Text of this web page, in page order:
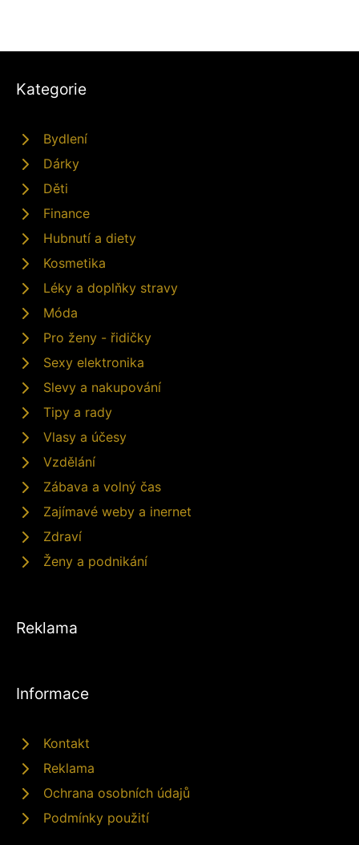
Kategorie
Bydlení
Dárky
Děti
Finance
Hubnutí a diety
Kosmetika
Léky a doplňky stravy
Móda
Pro ženy - řidičky
Sexy elektronika
Slevy a nakupování
Tipy a rady
Vlasy a účesy
Vzdělání
Zábava a volný čas
Zajímavé weby a inernet
Zdraví
Ženy a podnikání
Reklama
Informace
Kontakt
Reklama
Ochrana osobních údajů
Podmínky použití